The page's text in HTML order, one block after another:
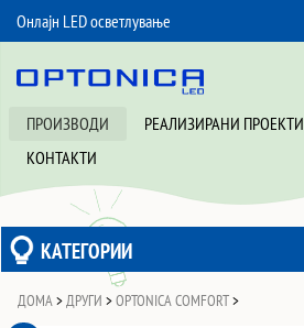
Онлајн LED осветлување
ПРОИЗВОДИ РЕАЛИЗИРАНИ ПРОЕКТИ
КОНТАКТИ
КАТЕГОРИИ
ДОМА > ДРУГИ >OPTONICA COMFORT>